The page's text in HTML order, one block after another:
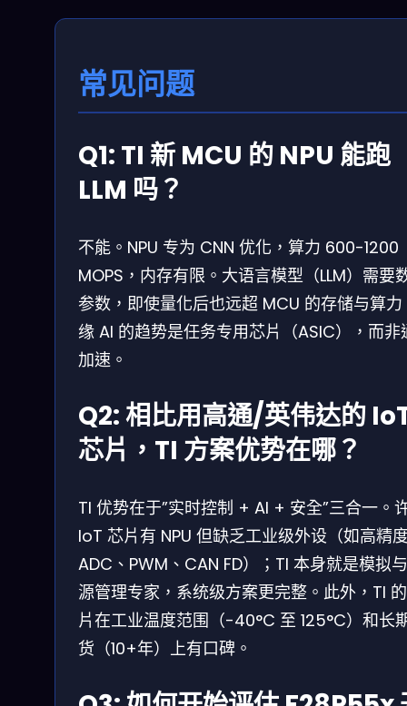
常见问题
Q1: TI 新 MCU 的 NPU 能跑
LLM 吗？
不能。NPU 专为 CNN 优化，算力 600-1200
MOPS，内存有限。大语言模型（LLM）需要
参数，即使量化后也远超 MCU 的存储与算力
缘 AI 的趋势是任务专用芯片（ASIC），而非
加速。
Q2: 相比用高通/英伟达的
芯片，TI 方案优势在哪？
TI 优势在于”实时控制 + AI + 安全”三合一。
IoT 芯片有 NPU 但缺乏工业级外设（如高精
ADC、PWM、CAN FD）；TI 本身就是模拟
源管理专家，系统级方案更完整。此外，TI
片在工业温度范围（-40°C 至 125°C）和长
货（10+年）上有口碑。